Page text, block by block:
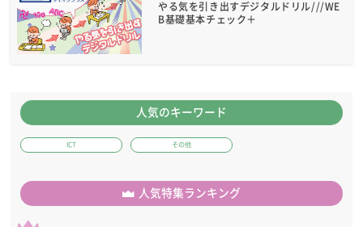
やる気を引き出すデジタルドリル///WE
B基礎基本チェック＋
人気のキーワード
ICT その他
人気特集ランキング